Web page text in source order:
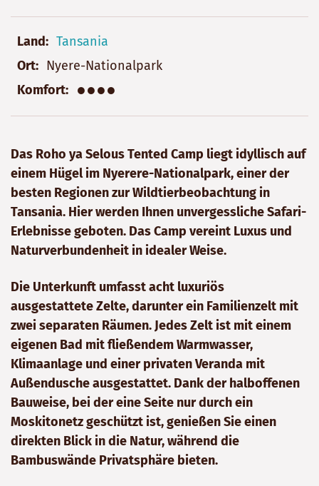
Land
Tansania
Ort
Nyere-Nationalpark
Komfort
●●●●
Das Roho ya Selous Tented Camp liegt idyllisch auf
einem Hügel im Nyerere-Nationalpark, einer der
besten Regionen zur Wildtierbeobachtung in
Tansania. Hier werden Ihnen unvergessliche Safari-
Erlebnisse geboten. Das Camp vereint Luxus und
Naturverbundenheit in idealer Weise.
Die Unterkunft umfasst acht luxuriös
ausgestattete Zelte, darunter ein Familienzelt mit
zwei separaten Räumen. Jedes Zelt ist mit einem
eigenen Bad mit fließendem Warmwasser,
Klimaanlage und einer privaten Veranda mit
Außendusche ausgestattet. Dank der halboffenen
Bauweise, bei der eine Seite nur durch ein
Moskitonetz geschützt ist, genießen Sie einen
direkten Blick in die Natur, während die
Bambuswände Privatsphäre bieten.